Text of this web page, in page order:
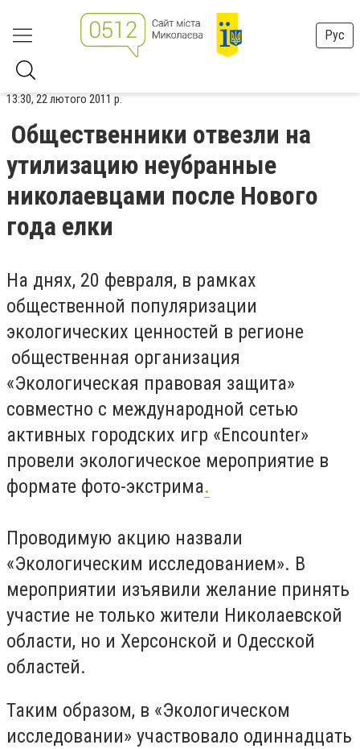
Рус
13:30, 22 лютого 2011 р.
Общественники отвезли на
утилизацию неубранные
николаевцами после Нового
года елки
На днях, 20 февраля, в рамках
общественной популяризации
экологических ценностей в регионе
общественная организация
«Экологическая правовая защита»
совместно с международной сетью
активных городских игр «Encounter»
провели экологическое мероприятие в
формате фото-экстрима.
Проводимую акцию назвали
«Экологическим исследованием». В
мероприятии изъявили желание принять
участие не только жители Николаевской
области, но и Херсонской и Одесской
областей.
Таким образом, в «Экологическом
исследовании» участвовало одиннадцать